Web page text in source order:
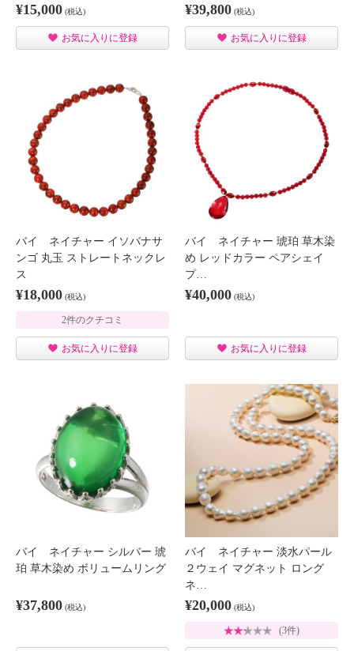
¥15,000 (税込)
お気に入りに登録
¥39,800 (税込)
お気に入りに登録
バイ ネイチャー イソバナサ
ンゴ 丸玉 ストレートネックレ
ス
¥18,000 (税込)
2件のクチコミ
お気に入りに登録
バイ ネイチャー 琥珀 草木染
め レッドカラー ペアシェイ
プ…
¥40,000 (税込)
お気に入りに登録
バイ ネイチャー シルバー 琥
珀 草木染め ボリュームリング
¥37,800 (税込)
バイ ネイチャー 淡水パール
２ウェイ マグネット ロング
ネ…
¥20,000 (税込)
(3件)